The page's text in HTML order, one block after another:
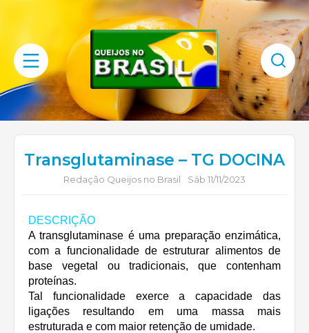
Transglutaminase – TG DOCINA
Redação Queijos no Brasil Sáb 11/11/2023
DESCRIÇÃO
A transglutaminase é uma preparação enzimática,
com a funcionalidade de estruturar alimentos de
base vegetal ou tradicionais, que contenham
proteínas.
Tal funcionalidade exerce a capacidade das
ligações resultando em uma massa mais
estruturada e com maior retenção de umidade.